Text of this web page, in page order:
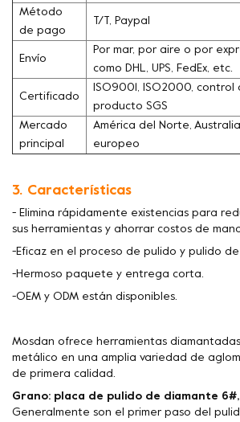
Método
de pago
T/T, Paypal
Envío
Por mar, por aire o por
como DHL, UPS, FedEx, etc.
Certificado
ISO9001, ISO2000, control
producto SGS
Mercado
principal
América del Norte,
europeo
3. Características
- Elimina rápidamente existencias para
sus herramientas y ahorrar costos de
-Eficaz en el proceso de pulido y pulido
-Hermoso paquete y entrega corta.
-OEM y ODM están disponibles.
Mosdan ofrece herramientas
metálico en una amplia variedad de
de primera calidad.
Grano: placa de pulido de diamante 6#,
Generalmente son el primer paso del